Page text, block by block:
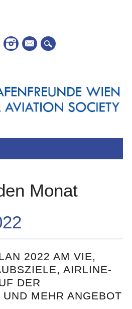
Mail
Monat
2022 AM VIE,
AIRLINE-
DER
MEHR ANGEBOT